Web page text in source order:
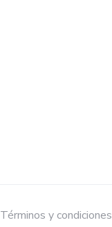
Términos y condiciones